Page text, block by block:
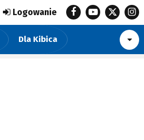
Dla Kibica
Logowanie